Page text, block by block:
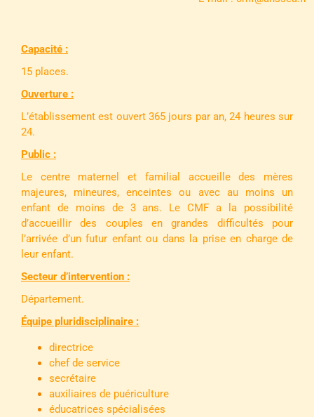
Capacité :
15 places.
Ouverture :
L’établissement est ouvert 365 jours par an, 24 heures sur
24.
Public :
Le centre maternel et familial accueille des mères
majeures, mineures, enceintes ou avec au moins un
enfant de moins de 3 ans. Le CMF a la possibilité
d’accueillir des couples en grandes difficultés pour
l’arrivée d’un futur enfant ou dans la prise en charge de
leur enfant.
Secteur d’intervention :
Département.
Équipe pluridisciplinaire :
directrice
chef de service
secrétaire
auxiliaires de puériculture
éducatrices spécialisées